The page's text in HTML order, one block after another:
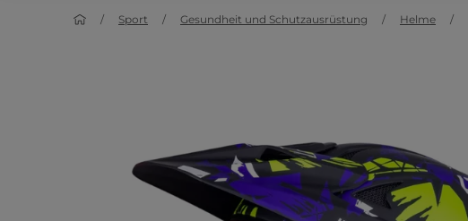
Sport Gesundheit und Schutzausrüstung Helme